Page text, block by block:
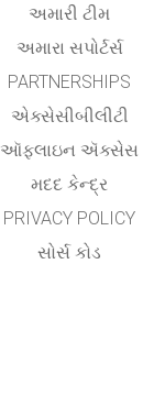
અમારી ટીમ
અમારા સપોર્ટર્સ
PARTNERSHIPS
એક્સેસીબીલીટી
ઑફલાઇન ઍક્સેસ
મદદ કેન્દ્ર
PRIVACY POLICY
સોર્સ કોડ